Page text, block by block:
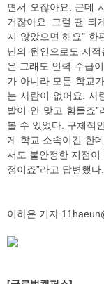
면서 오잖아요. 근데
거잖아요. 그럴 땐 되
지 않았으면 해요” 한
난의 원인으로도 지
은 그래도 인력 수급
가 아니라 모든 학교
는 사람이 없어요. 사
발이 안 맞고 힘들죠
볼 수 있었다. 구체적
게 학교 소속이긴 한
서도 불안정한 지점이
정이죠”라고 답변했다.
이하은 기자